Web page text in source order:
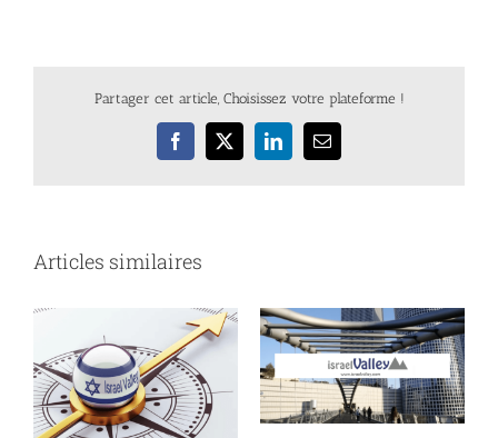
Partager cet article, Choisissez votre plateforme !
Facebook
X LinkedInEmail
Articles similaires